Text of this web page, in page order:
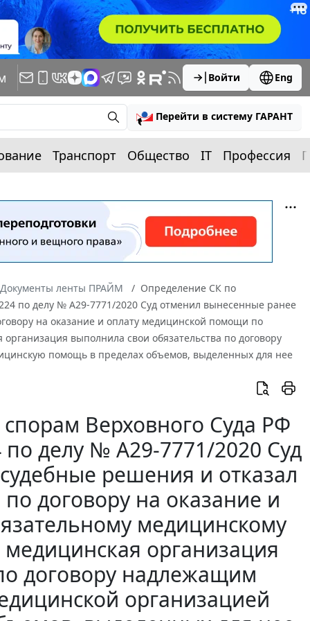
Войти Eng
Перейти в систему ГАРАНТ
Транспорт Общество IT Профессия
Документы ленты ПРАЙМ
Определение СК по
по делу № А29-7771/2020 Суд отменил вынесенные ранее
на оказание и оплату медицинской помощи по
выполнила свои обязательства по договору
помощь в пределах объемов, выделенных для нее
Верховного Суда РФ
делу № А29-7771/2020 Суд
решения и отказал
договору на оказание и
медицинскому
организация
договору надлежащим
организацией